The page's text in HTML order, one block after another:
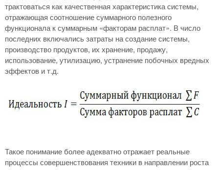
трактоваться как качественная характеристика системы,
отражающая соотношение суммарного полезного
функционала к суммарным «факторам расплат». В число
последних включались затраты на создание системы,
производство продуктов, их хранение, продажу,
использование, утилизацию, устранение побочных вредных
эффектов и т.д.
Такое понимание более адекватно отражает реальные
процессы совершенствования техники в направлении роста